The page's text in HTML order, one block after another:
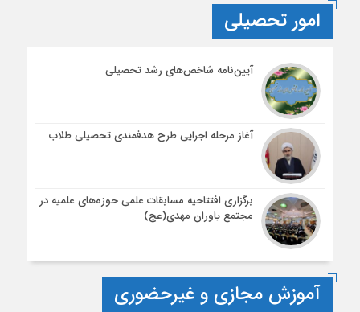
امور تحصیلی
آیین‌نامه شاخص‌های رشد تحصیلی
آغاز مرحله اجرایی طرح هدفمندی تحصیلی طلاب
برگزاری افتتاحیه مسابقات علمی حوزه‌های علمیه در
مجتمع یاوران مهدی(عج)
آموزش مجازی و غیرحضوری